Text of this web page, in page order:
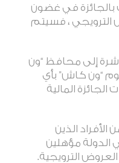
بالجائزة في غضون
الترويجي ، فسيتم
إلى محافظ “ون
“ون كاش” بأي
الجائزة المالية
الذين
مؤهلين
الترويجية.